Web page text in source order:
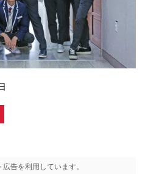
告を利用しています。